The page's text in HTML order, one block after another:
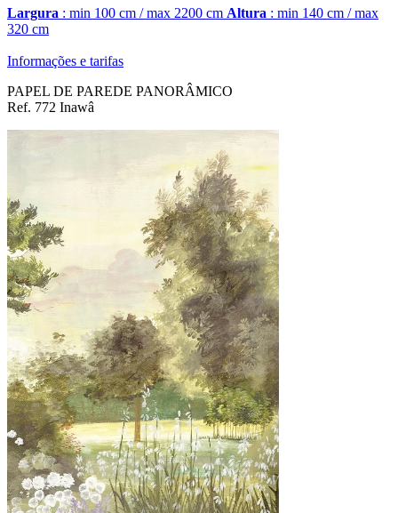
Largura : min 100 cm / max 2200 cm Altura : min 140 cm / max
320 cm
Informações e tarifas
PAPEL DE PAREDE PANORÂMICO
Ref. 772 Inawâ